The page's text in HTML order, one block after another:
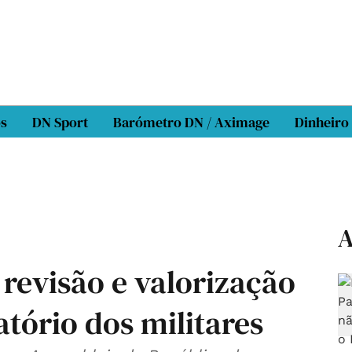
DN Sport Barómetro DN / Aximage Dinheiro
e valorização
dos militares